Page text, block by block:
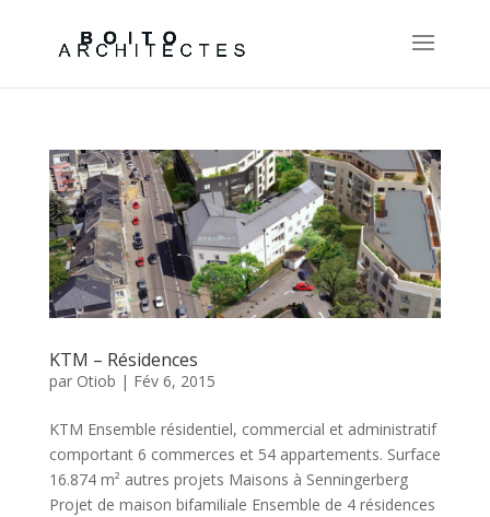
KTM – Résidences
par Otiob | Fév 6, 2015
KTM Ensemble résidentiel, commercial et administratif
comportant 6 commerces et 54 appartements. Surface
16.874 m² autres projets Maisons à Senningerberg
Projet de maison bifamiliale Ensemble de 4 résidences